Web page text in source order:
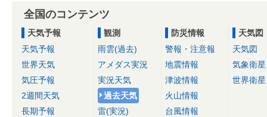
全国のコンテンツ
天気予報
天気予報
世界天気
気圧予報
2週間天気
長期予報
観測
雨雲(過去)
アメダス実況
実況天気
過去天気
雷(実況)
防災情報
警報・注意報
地震情報
津波情報
火山情報
台風情報
天気図
天気図
気象衛星
世界衛星